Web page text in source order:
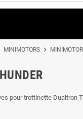
MINIMOTORS chevron_right
pour trottinette Dualtron